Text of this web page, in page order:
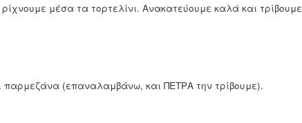
μέσα τα τορτελίνι. Ανακατεύουμε καλά και τρίβουμε
παρμεζάνα (επαναλαμβάνω, και ΠΕΤΡΑ την τρίβουμε).